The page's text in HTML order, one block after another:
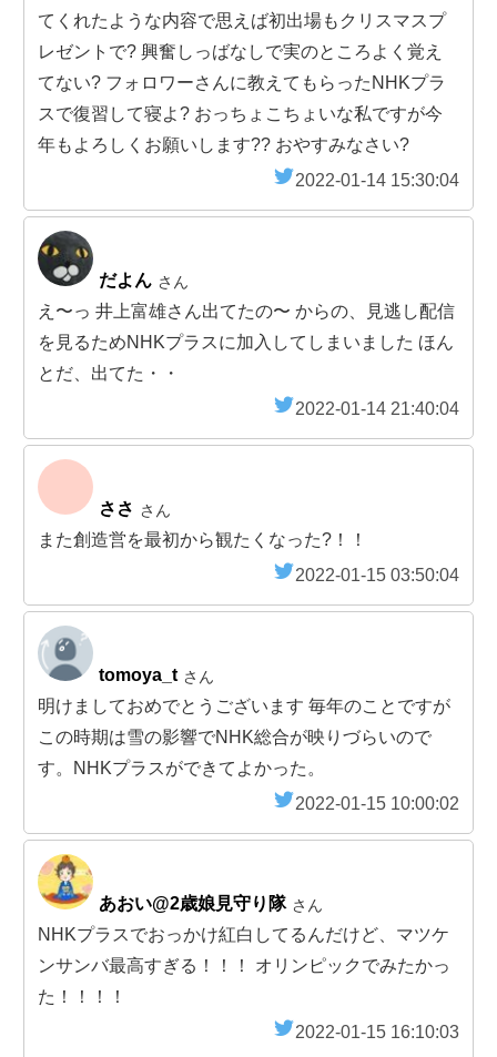
てくれたような内容で思えば初出場もクリスマスプ
レゼントで? 興奮しっばなしで実のところよく覚え
てない? フォロワーさんに教えてもらったNHKプラ
スで復習して寝よ? おっちょこちょいな私ですが今
年もよろしくお願いします?? おやすみなさい?
2022-01-14 15:30:04
だよん さん
え〜っ 井上富雄さん出てたの〜 からの、見逃し配信
を見るためNHKプラスに加入してしまいました ほん
とだ、出てた・・
2022-01-14 21:40:04
ささ さん
また創造営を最初から観たくなった?！！
2022-01-15 03:50:04
tomoya_t さん
明けましておめでとうございます 毎年のことですが
この時期は雪の影響でNHK総合が映りづらいので
す。NHKプラスができてよかった。
2022-01-15 10:00:02
あおい@2歳娘見守り隊 さん
NHKプラスでおっかけ紅白してるんだけど、マツケ
ンサンバ最高すぎる！！！ オリンピックでみたかっ
た！！！！
2022-01-15 16:10:03